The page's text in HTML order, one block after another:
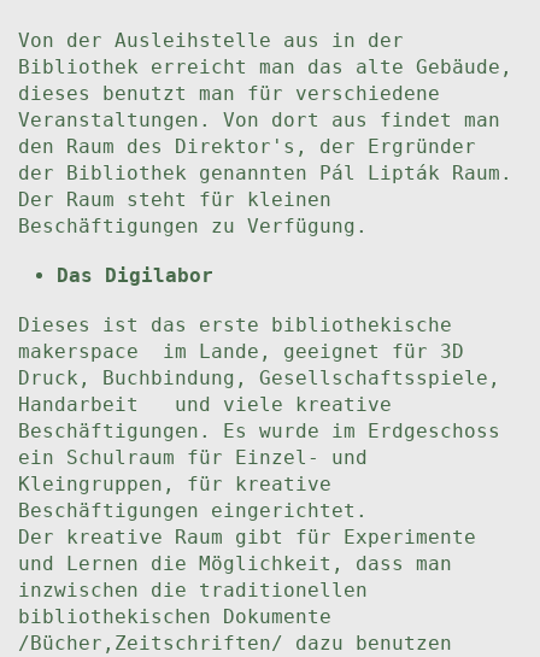
Von der Ausleihstelle aus in der
Bibliothek erreicht man das alte Gebäude,
dieses benutzt man für verschiedene
Veranstaltungen. Von dort aus findet man
den Raum des Direktor's, der Ergründer
der Bibliothek genannten Pál Lipták Raum.
Der Raum steht für kleinen
Beschäftigungen zu Verfügung.
Das Digilabor
Dieses ist das erste bibliothekische
makerspace im Lande, geeignet für 3D
Druck, Buchbindung, Gesellschaftsspiele,
Handarbeit und viele kreative
Beschäftigungen. Es wurde im Erdgeschoss
ein Schulraum für Einzel- und
Kleingruppen, für kreative
Beschäftigungen eingerichtet.
Der kreative Raum gibt für Experimente
und Lernen die Möglichkeit, dass man
inzwischen die traditionellen
bibliothekischen Dokumente
/Bücher,Zeitschriften/ dazu benutzen